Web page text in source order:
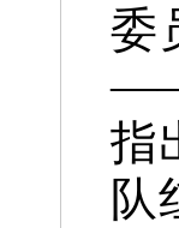
委
——
指
队